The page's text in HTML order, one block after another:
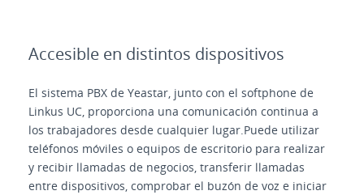
Accesible en distintos dispositivos
El sistema PBX de Yeastar, junto con el softphone de
Linkus UC, proporciona una comunicación continua a
los trabajadores desde cualquier lugar.Puede utilizar
teléfonos móviles o equipos de escritorio para realizar
y recibir llamadas de negocios, transferir llamadas
entre dispositivos, comprobar el buzón de voz e iniciar